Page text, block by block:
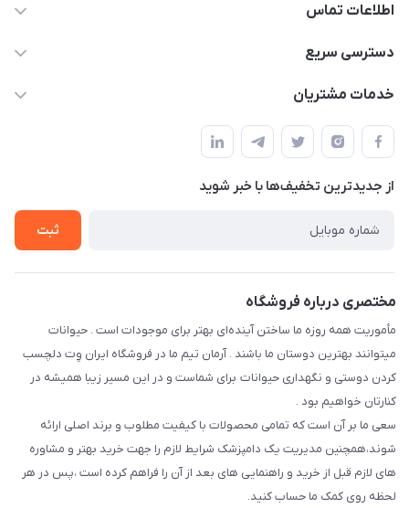
اطلاعات تماس
07154503736-09120986090
دسترسی سریع
حساب کاربری
درباره ما
تماس با ما
خدمات مشتریان
قوانین و مقررات
حفظ حریم شخصی
سوالات متداول
شرایط ارسال رایگان
از جدید‌ترین تخفیف‌ها با‌ خبر شوید
ثبت
مختصری درباره فروشگاه
مأموریت همه روزه ما ساختن آینده‌ای بهتر برای موجودات است . حیوانات
میتوانند بهترین دوستان ما باشند . آرمان تیم ما در فروشگاه ایران وِت دلچسب
کردن دوستی و نگهداری حیوانات برای شماست و در این مسیر زیبا همیشه در
کنارتان خواهیم بود .
سعی ما بر آن است که تمامی محصولات با کیفیت مطلوب و برند اصلی ارائه
شوند،همچنین مدیریت یک دامپزشک شرایط لازم را جهت خرید بهتر و مشاوره
های لازم قبل از خرید و راهنمایی های بعد از آن را فراهم کرده است ،پس در هر
لحظه روی کمک ما حساب کنید.